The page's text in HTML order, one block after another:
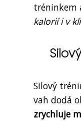
tréninkem
kalorií i v
Silový
vah dodá
zrychluje